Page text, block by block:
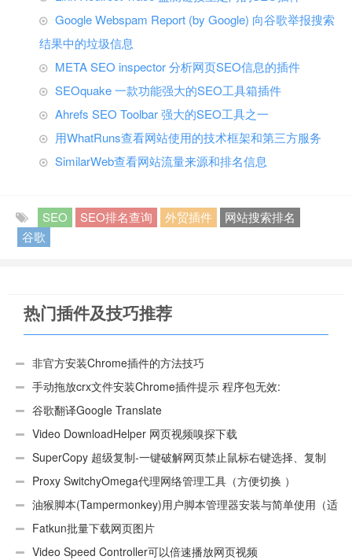
Google Webspam Report (by Google) 向谷歌举报搜索
结果中的垃圾信息
META SEO inspector 分析网页SEO信息的插件
SEOquake 一款功能强大的SEO工具箱插件
Ahrefs SEO Toolbar 强大的SEO工具之一
用WhatRuns查看网站使用的技术框架和第三方服务
SimilarWeb查看网站流量来源和排名信息
SEO SEO排名查询 外贸插件
网站搜索排名
谷歌
热门插件及技巧推荐
非官方安装Chrome插件的方法技巧
手动拖放crx文件安装Chrome插件提示 程序包无效:
“CEX_HEADER_INVALID”的解决办法
谷歌翻译Google Translate
Video DownloadHelper 网页视频嗅探下载
SuperCopy 超级复制-一键破解网页禁止鼠标右键选择、复制
Proxy SwitchyOmega代理网络管理工具（方便切换 ）
油猴脚本(Tampermonkey)用户脚本管理器安装与简单使用（适
用Android）
Fatkun批量下载网页图片
Video Speed Controller可以倍速播放网页视频